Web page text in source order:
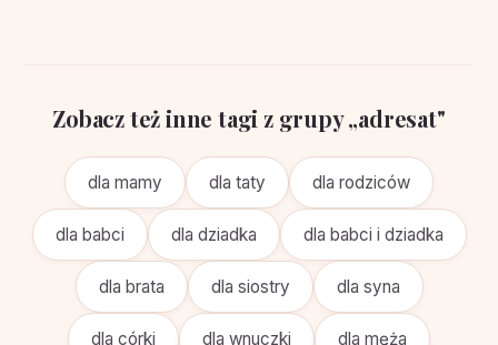
Zobacz też inne tagi z grupy „adresat"
dla mamy dla taty dla rodziców
dla babci dla dziadka dla babci i dziadka
dla brata dla siostry dla syna
dla córki dla wnuczki dla męża